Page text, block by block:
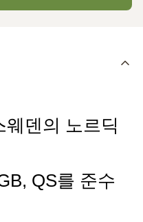
웨덴의 노르딕
QS를 준수